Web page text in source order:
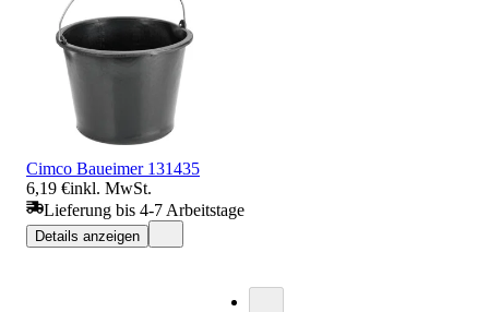
Cimco Baueimer 131435
6,19 €inkl. MwSt.
Lieferung bis 4-7 Arbeitstage
Details anzeigen